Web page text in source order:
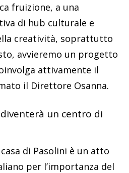
fruizione, a una
di hub culturale e
creatività, soprattutto
avvieremo un progetto
attivamente il
il Direttore Osanna.
un centro di
di Pasolini è un atto
per l’importanza del